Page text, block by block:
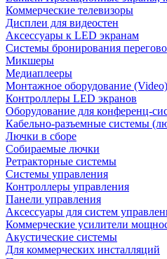
Коммерческие телевизоры
Дисплеи для видеостен
Аксессуары к LED экранам
Системы бронирования
Микшеры
Медиаплееры
Монтажное оборудование (Video)
Контроллеры LED экранов
Оборудование для конференц-
Кабельно-разъемные системы
Лючки в сборе
Собираемые лючки
Ретракторные системы
Системы управления
Контроллеры управления
Панели управления
Аксессуары для систем
Коммерческие усилители
Акустические системы
Для коммерческих инсталляций